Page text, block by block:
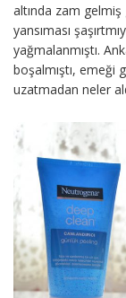
altında zam
yansıması
yağmalanmıştı.
boşalmıştı, emeği
uzatmadan neler